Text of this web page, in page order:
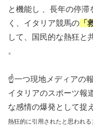
と機能し 、長年の停
く、イタリア競馬の 「
して、国民的な熱狂と
。
☝️一つ現地メディアの
イタリアのスポーツ報
な感情の爆発として捉
熱狂的に引用されたと思われる